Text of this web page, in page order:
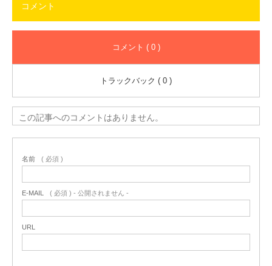
コメント
コメント ( 0 )
トラックバック ( 0 )
この記事へのコメントはありません。
名前 ( 必須 )
E-MAIL ( 必須 ) - 公開されません -
URL